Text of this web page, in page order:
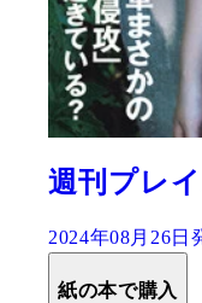
週刊プレ
2024年08月26日
紙の本で購入